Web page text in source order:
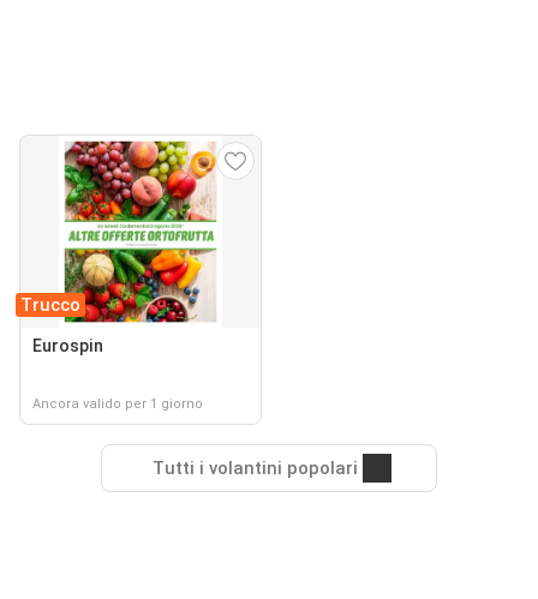
Trucco
Eurospin
Ancora valido per 1 giorno
Tutti i volantini popolari